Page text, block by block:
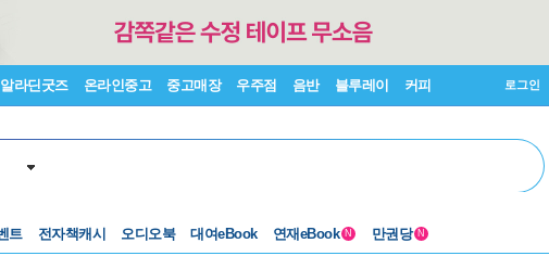
알라딘굿즈 온라인중고 중고매장 우주점 음반 블루레이 커피 로그인
트 전자책캐시 오디오북 대여eBook 연재eBook N 만권당 N